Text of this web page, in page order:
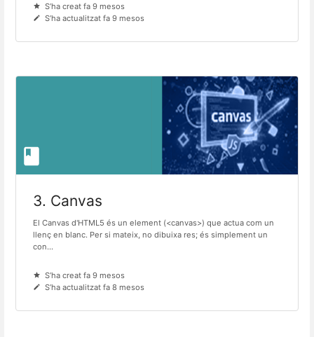
S’ha creat fa 9 mesos
S’ha actualitzat fa 9 mesos
3. Canvas
El Canvas d'HTML5 és un element (<canvas>) que actua com un
llenç en blanc. Per si mateix, no dibuixa res; és simplement un
con...
S’ha creat fa 9 mesos
S’ha actualitzat fa 8 mesos